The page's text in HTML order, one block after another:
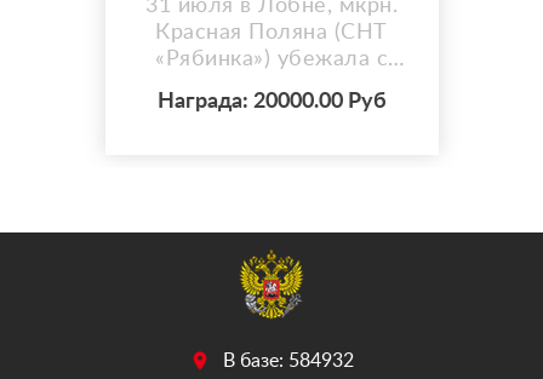
31 июля в Лобне, мкрн.
Красная Поляна (СНТ
«Рябинка») убежала с
Соня. ОСОБЫЕ
на зрачках- следствие
болезни в детстве ).
Сопит, насморк. Серая,
миниатюрная. Могла
забиться под заборы,
Награда: 20000.00 Руб
В базе: 584932